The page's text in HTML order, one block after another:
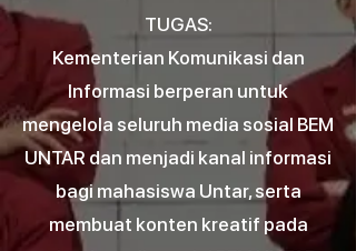
TUGAS:
Kementerian Komunikasi dan
Informasi berperan untuk
mengelola seluruh media sosial BEM
UNTAR dan menjadi kanal informasi
bagi mahasiswa Untar, serta
membuat konten kreatif pada